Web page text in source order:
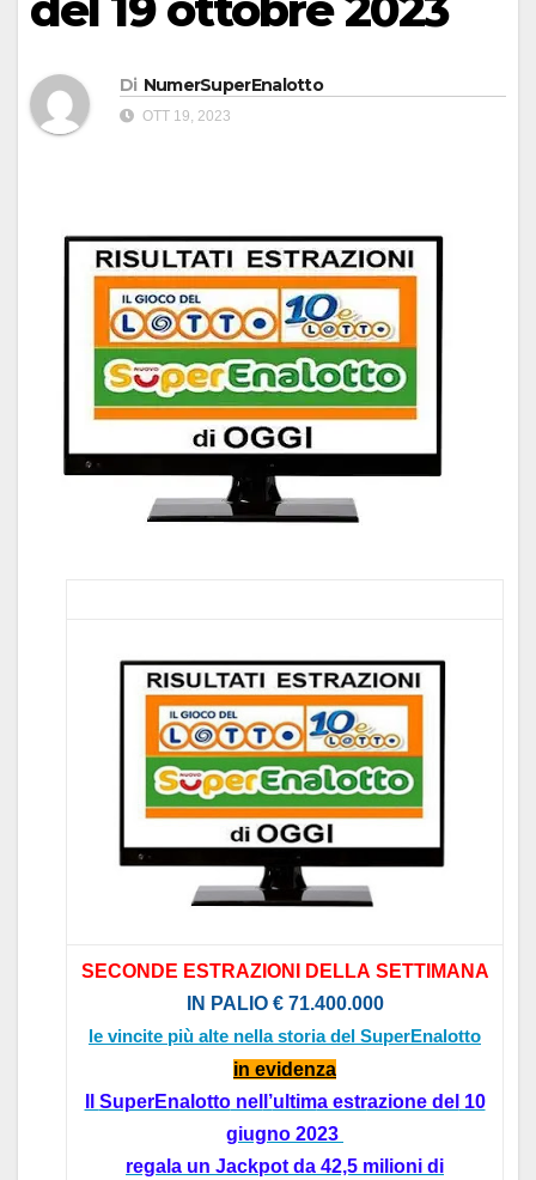
Di NumerSuperEnalotto
OTT 19, 2023
SECONDE ESTRAZIONI DELLA SETTIMANA
IN PALIO € 71.400.000
le vincite più alte nella storia del SuperEnalotto
in evidenza
SuperEnalottonel l’ultima estrazione del 10
giugno 2023
regala un Jackpot da 42,5 milioni di